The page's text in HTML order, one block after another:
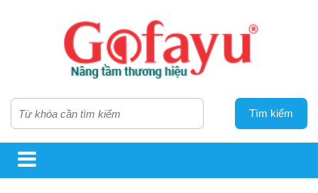
Tìm kiếm